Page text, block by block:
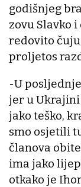
godišnjeg
zovu Slavko i
redovito
proljetos
-U
jer u Ukrajini
jako teško,
smo osjetili
članova
ima jako
otkako je